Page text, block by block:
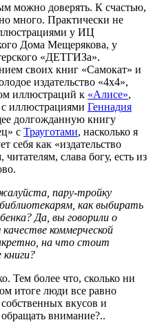
можно доверять. К счастью,
много. Практически не
у ИЦ
Дома Мещерякова, у
«ДЕТГИЗа».
своих книг «Самокат» и
издательство «4х4»,
иллюстраций к «Алисе»,
с иллюстрациями Геннадия
долгожданную книгу
с Трауготами, насколько я
себя как «издательство
слава богу, есть из
пару-тройку
как выбирать
Да, вы говорили о
коммерческой
на что стоит
Тем более что, сколько ни
итоге люди все равно
вкусов и
внимание?..